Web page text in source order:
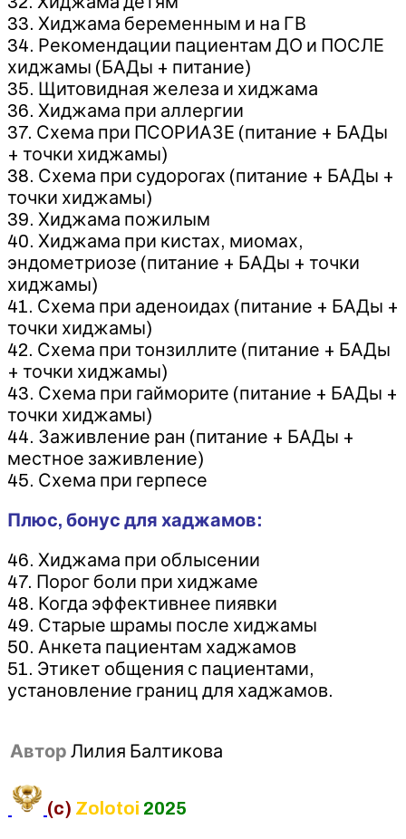
33. Хиджама беременным и на ГВ
34. Рекомендации пациентам ДО и ПОСЛЕ
хиджамы (БАДы + питание)
35. Щитовидная железа и хиджама
36. Хиджама при аллергии
37. Схема при ПСОРИАЗЕ (питание + БАДы
+ точки хиджамы)
38. Схема при судорогах (питание + БАДы +
точки хиджамы)
39. Хиджама пожилым
40. Хиджама при кистах, миомах,
эндометриозе (питание + БАДы + точки
хиджамы)
41. Схема при аденоидах (питание + БАДы +
точки хиджамы)
42. Схема при тонзиллите (питание + БАДы
+ точки хиджамы)
43. Схема при гайморите (питание + БАДы +
точки хиджамы)
44. Заживление ран (питание + БАДы +
местное заживление)
45. Схема при герпесе
Плюс, бонус для хаджамов:
46. Хиджама при облысении
47. Порог боли при хиджаме
48. Когда эффективнее пиявки
49. Старые шрамы после хиджамы
50. Анкета пациентам хаджамов
51. Этикет общения с пациентами,
установление границ для хаджамов.
Автор Лилия Балтикова
(c) Zolotoi 2025